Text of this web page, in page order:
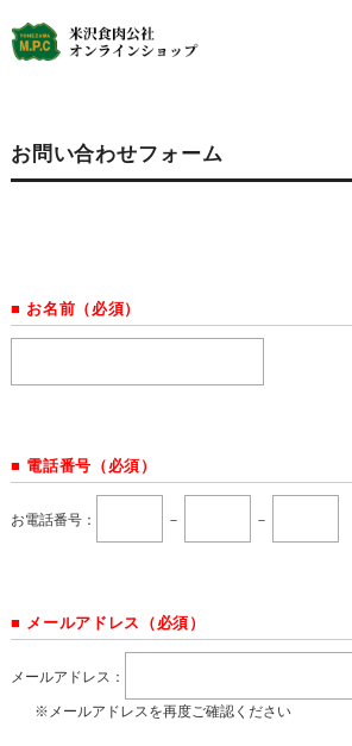
お問い合わせフォーム
■ お名前（必須）
■ 電話番号（必須）
お電話番号： － －
■ メールアドレス（必須）
メールアドレス：
※メールアドレスを再度ご確認ください